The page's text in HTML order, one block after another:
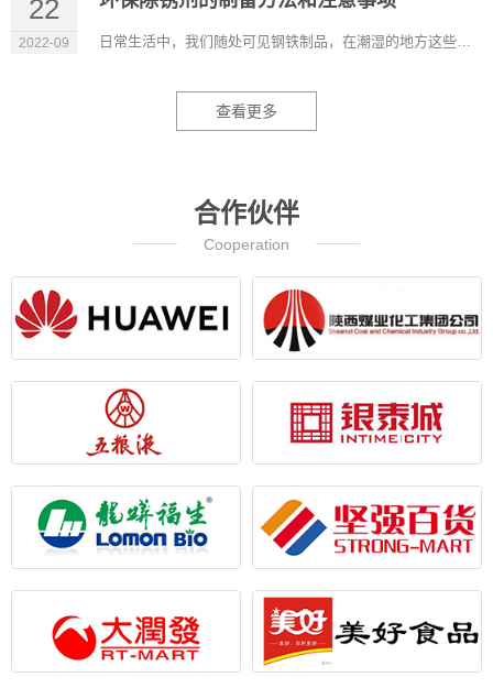
22
2022-09 日常生活中，我们随处可见钢铁制品，在潮湿的地方这些材料容易生锈，除锈剂的出现能除去它表面的锈，而环保除锈剂...
查看更多
合作伙伴
Cooperation